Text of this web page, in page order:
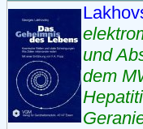
und
dem